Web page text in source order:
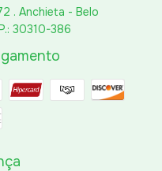
. Anchieta - Belo
30310-386